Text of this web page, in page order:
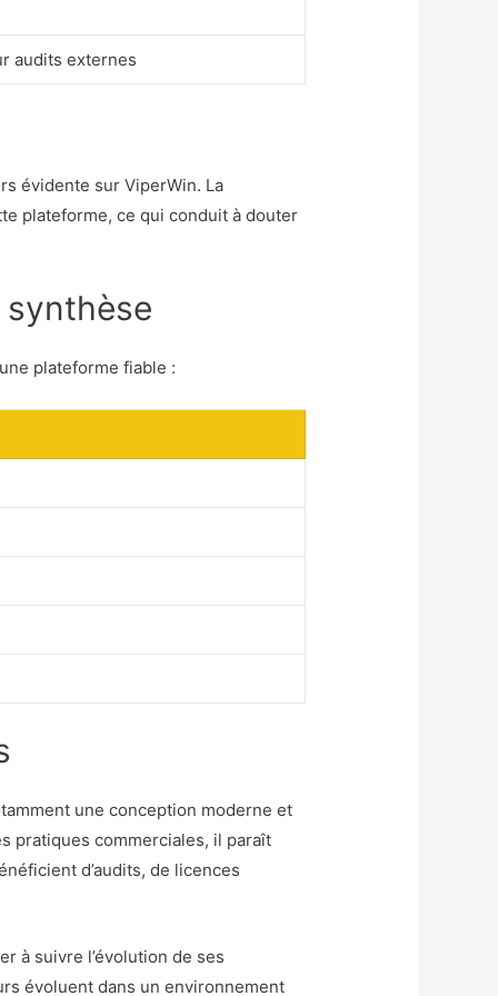
audits externes
évidente sur ViperWin. La
plateforme, ce qui conduit à douter
synthèse
plateforme fiable :
une conception moderne et
pratiques commerciales, il paraît
d’audits, de licences
à suivre l’évolution de ses
évoluent dans un environnement